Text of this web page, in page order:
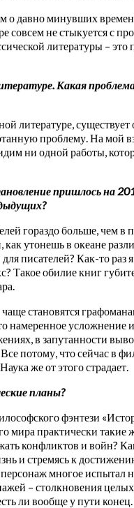
о давно минувших
совсем не стыкуется с
литературы –
Какая
литературе,
проблему. На мой
ни одной работы,
пришлось на
гораздо больше, чем
утонешь в океане
писателей? Как-то
Такое обилие книг
становятся
намеренное усложнение
в запутанности
потому, что сейчас в
же от этого страдает.
планы?
фэнтези
мира практически
конфликтов и войн?
и стремясь к
многое испытал
– столкновения
ли вообще у пути